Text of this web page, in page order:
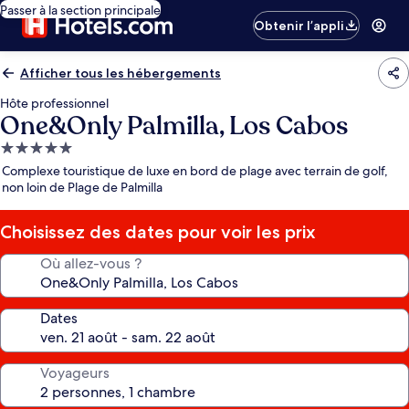
Passer à la section principale
Obtenir l’appli
Afficher tous les hébergements
Hôte professionnel
One&Only Palmilla, Los Cabos
Hébergement
5.0 étoiles
Complexe touristique de luxe en bord de plage avec terrain de golf,
non loin de Plage de Palmilla
Choisissez des dates pour voir les prix
Où allez-vous ?
Dates
Voyageurs